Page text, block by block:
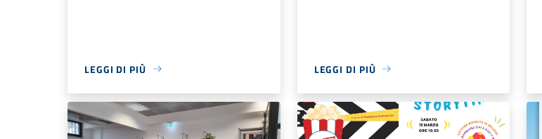
LEGGI DI PIÙ LEGGI DI PIÙ